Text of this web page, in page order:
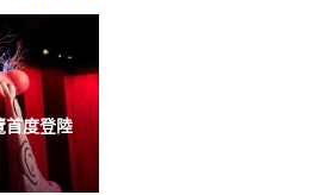
首度登陸